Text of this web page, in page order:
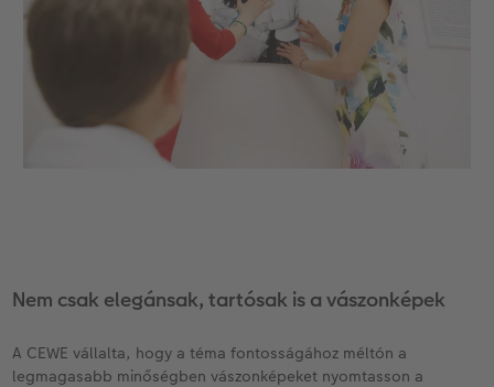
Nem csak elegánsak, tartósak is a vászonképek
A CEWE vállalta, hogy a téma fontosságához méltón a
legmagasabb minőségben vászonképeket nyomtasson a